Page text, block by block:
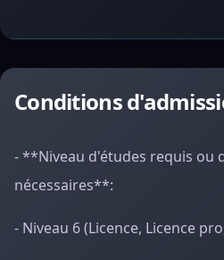
Conditions
- **Niveau d'études requis ou
nécessaires**:
- Niveau 6 (Licence, Licence